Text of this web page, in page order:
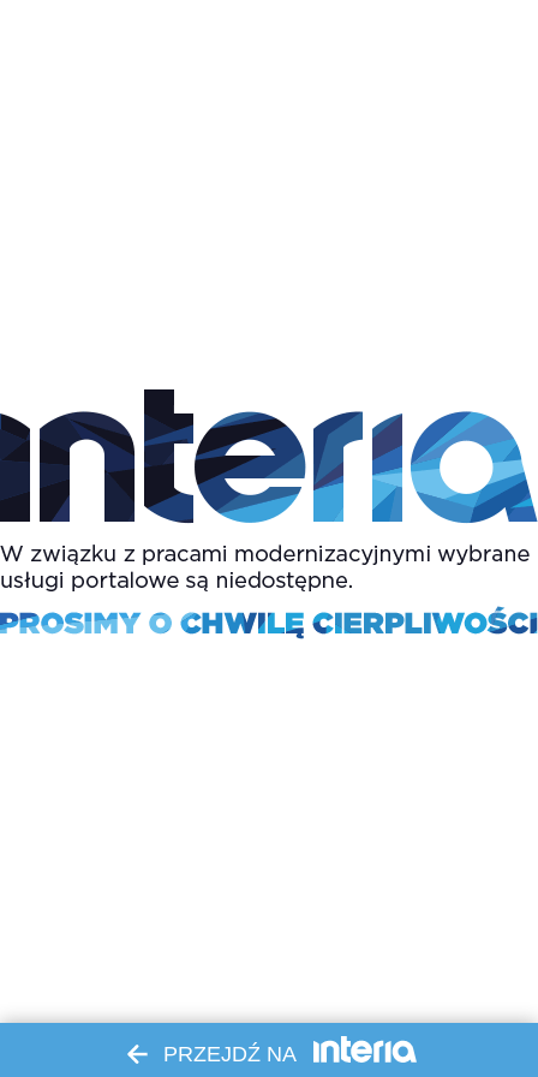
PRZEJDŹ NA